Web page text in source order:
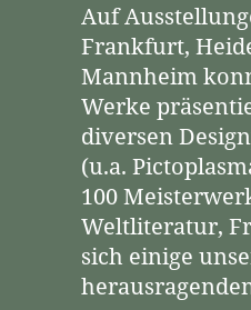
Auf
Frankfurt,
Mannheim
Werke
diversen
(u.a.
100
Weltliteratur,
sich einige